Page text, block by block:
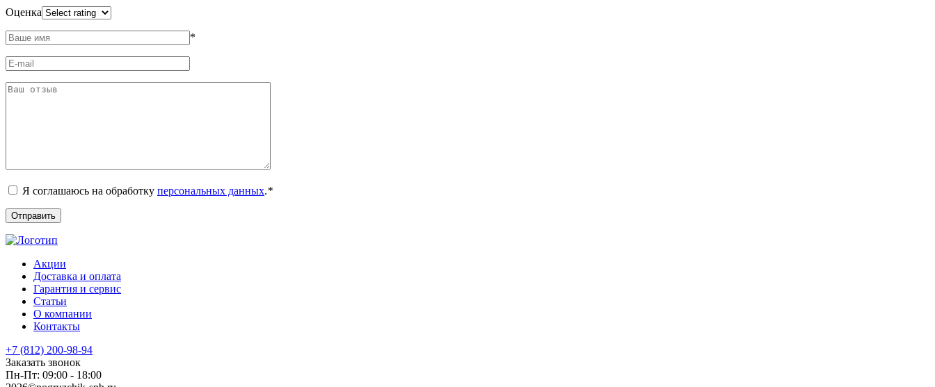
Оценка
*
Я соглашаюсь на обработку персональных данных.*
Акции
Доставка и оплата
Гарантия и сервис
Статьи
О компании
Контакты
+7 (812) 200-98-94
Заказать звонок
Пн-Пт: 09:00 - 18:00